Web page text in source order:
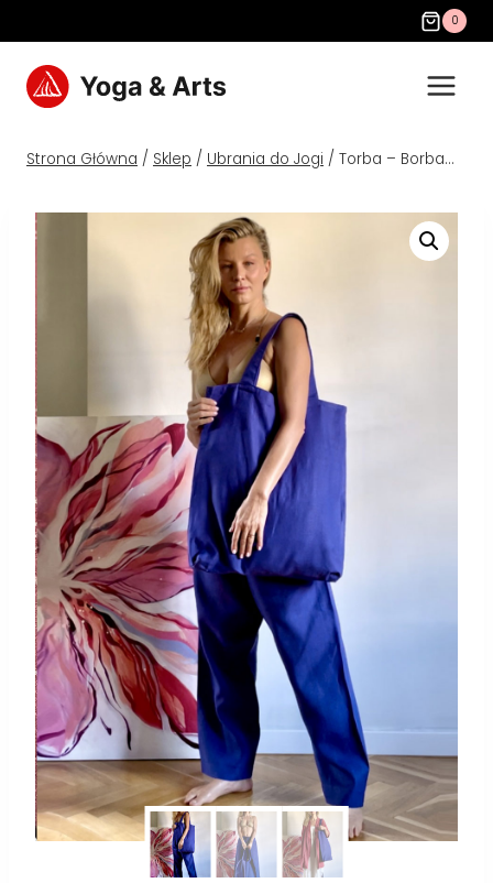
0
Strona Główna / Sklep / Ubrania do Jogi / Torba – Borba…